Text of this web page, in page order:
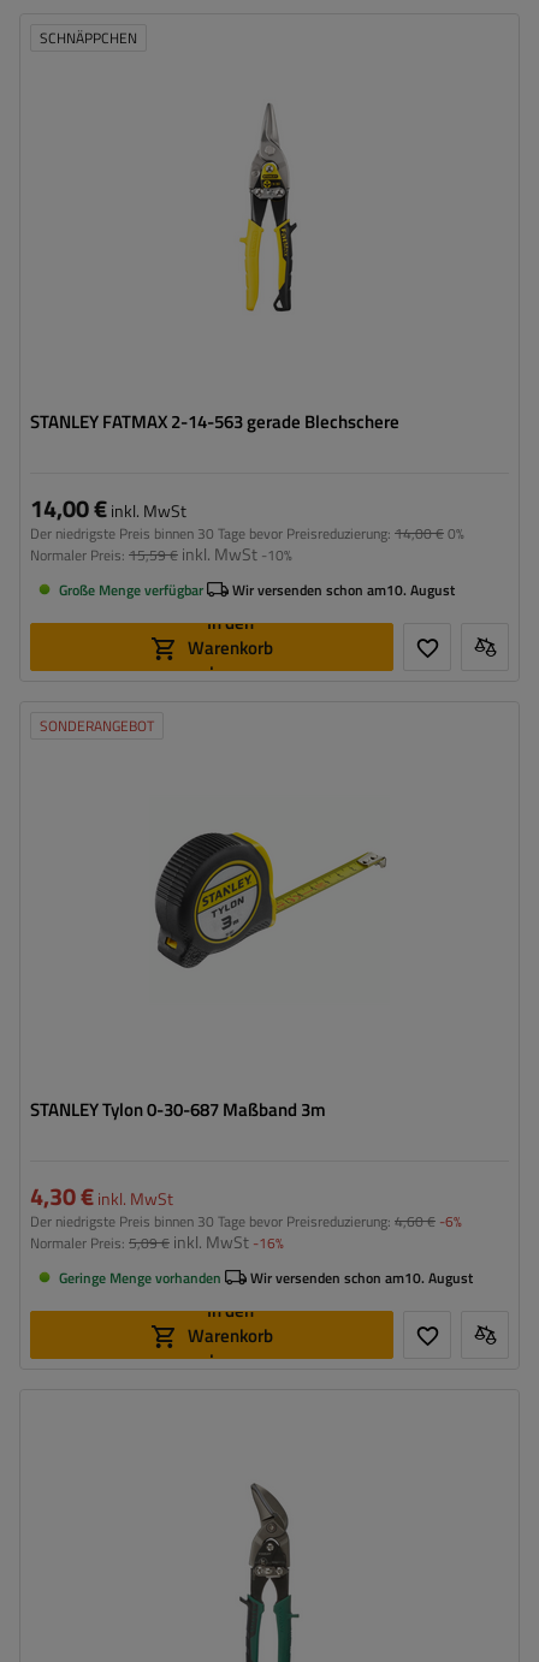
SCHNÄPPCHEN
STANLEY FATMAX 2-14-563 gerade Blechschere
14,00 €inkl. MwSt
Der niedrigste Preis binnen 30 Tage bevor Preisreduzierung: 14,00 €0%
Normaler Preis: 15,59 € inkl. MwSt -10%
Große Menge verfügbar
Wir versenden schon am10. August
In den
Warenkorb
legen
SONDERANGEBOT
STANLEY Tylon 0-30-687 Maßband 3m
4,30 €inkl. MwSt
Der niedrigste Preis binnen 30 Tage bevor Preisreduzierung: 4,60 € -6%
Normaler Preis: 5,09 € inkl. MwSt -16%
Geringe Menge vorhanden
Wir versenden schon am10. August
In den
Warenkorb
legen